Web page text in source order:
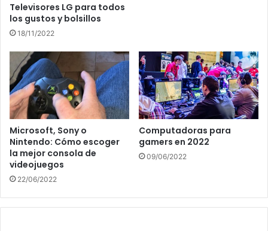
Televisores LG para todos
los gustos y bolsillos
18/11/2022
Microsoft, Sony o
Nintendo: Cómo escoger
la mejor consola de
videojuegos
22/06/2022
Computadoras para
gamers en 2022
09/06/2022